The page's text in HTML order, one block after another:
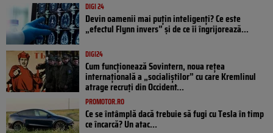
DIGI 24
Devin oamenii mai puțin inteligenți? Ce este
„efectul Flynn invers” și de ce îi îngrijorează...
DIGI24
Cum funcționează Sovintern, noua rețea
internațională a „socialiștilor” cu care Kremlinul
atrage recruți din Occident...
PROMOTOR.RO
Ce se întâmplă dacă trebuie să fugi cu Tesla în timp
ce încarcă? Un atac...